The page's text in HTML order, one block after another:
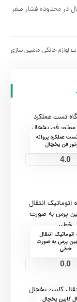
در محدوده فشار صفر
لوازم خانگی,ماشین سازی
عملکرد پروانه
فن یخچال
4.0
اتوماتیک انتقال
پرس به صورت
خطی
0.0
کابین یخچال